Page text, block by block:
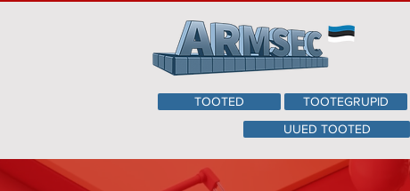
TOOTED
TOOTEGRUPID
UUED TOOTED